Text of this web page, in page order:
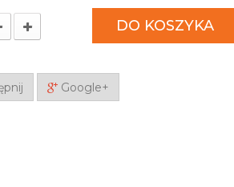
DO KOSZYKA
Google+